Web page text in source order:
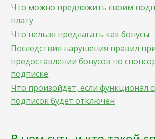
Что можно предложить своим
плату
Что нельзя предлагать как бонусы
Последствия нарушения правил при
предоставлении бонусов по
подписке
Что произойдет, если функционал
подписок будет отключен